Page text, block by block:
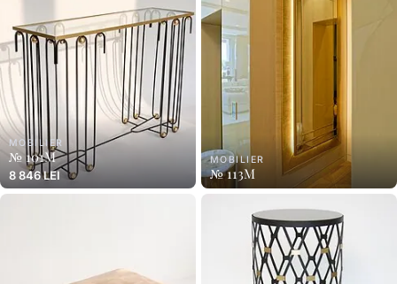
MOBILIER
№ 101M
8 846 LEI
MOBILIER
№ 113M